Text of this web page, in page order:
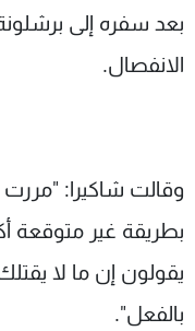
بعد سفره إلى
الانفصال.
وقالت شاكيرا: "مررت
بطريقة غير متوقعة
يقولون إن ما لا
بالفعل".